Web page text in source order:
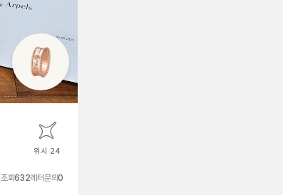
위시 24
조회632레터문의0